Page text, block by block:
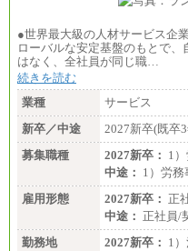
●世界最大級の人材サービス
ローバルな安定基盤のもとで
はなく、全社員が同じ職…
続きを読む
業種
サービス
新卒／中途
2027新卒(既卒
募集職種
2027新卒： 1
中途： 1）労
雇用形態
2027新卒： 正
中途： 正社員/
勤務地
2027新卒： 1